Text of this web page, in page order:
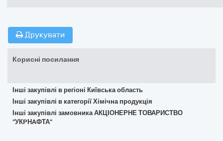
Друкувати
Корисні посилання
Інші закупівлі в регіоні Київська область
Інші закупівлі в категорії Хімічна продукція
Інші закупівлі замовника АКЦІОНЕРНЕ ТОВАРИСТВО
"УКPНAФТА"